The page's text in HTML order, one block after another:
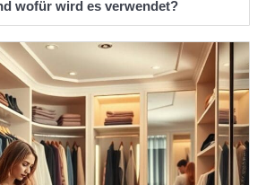
wofür wird es verwendet?